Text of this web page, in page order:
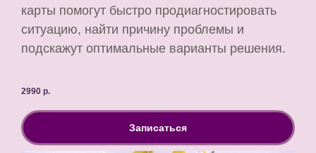
карты помогут быстро продиагностировать
ситуацию, найти причину проблемы и
подскажут оптимальные варианты решения.
2990 р.
Записаться